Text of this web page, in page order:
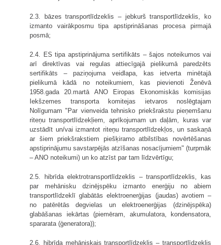
2.3. bāzes transportlīdzeklis – jebkurš transportlīdzeklis, ko
izmanto vairākposmu tipa apstiprināšanas procesa pirmajā
posmā;
2.4. ES tipa apstiprinājuma sertifikāts – šajos noteikumos vai
arī direktīvas vai regulas attiecīgajā pielikumā paredzēts
sertifikāts – paziņojuma veidlapa, kas ietverta minētajā
pielikumā kādā no noteikumiem, kas pievienoti Ženēvā
1958.gada 20.martā ANO Eiropas Ekonomiskās komisijas
Iekšzemes transporta komitejas ietvaros noslēgtajam
Nolīgumam "Par vienveida tehnisko priekšrakstu pieņemšanu
riteņu transportlīdzekļiem, aprīkojumam un daļām, kuras var
uzstādīt un/vai izmantot riteņu transportlīdzekļos, un saskaņā
ar šiem priekšrakstiem piešķiramo atbilstības novērtēšanas
apstiprinājumu savstarpējās atzīšanas nosacījumiem" (turpmāk
– ANO noteikumi) un ko atzīst par tam līdzvērtīgu;
2.5. hibrīda elektrotransportlīdzeklis – transportlīdzeklis, kas
par mehānisku dzinējspēku izmanto enerģiju no abiem
transportlīdzeklī glabātās elektroenerģijas (jaudas) avotiem –
no patērētās degvielas un elektroenerģijas (dzinējspēka)
glabāšanas iekārtas (piemēram, akumulatora, kondensatora,
spararata (ģeneratora));
2.6. hibrīda mehāniskais transportlīdzeklis – transportlīdzeklis